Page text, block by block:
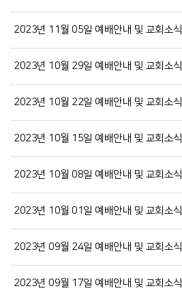
2023년 11월 05일 예배안내 및 교회소식
2023년 10월 29일 예배안내 및 교회소식
2023년 10월 22일 예배안내 및 교회소식
2023년 10월 15일 예배안내 및 교회소식
2023년 10월 08일 예배안내 및 교회소식
2023년 10월 01일 예배안내 및 교회소식
2023년 09월 24일 예배안내 및 교회소식
2023년 09월 17일 예배안내 및 교회소식